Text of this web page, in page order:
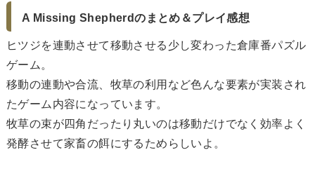
A Missing Shepherdのまとめ＆プレイ感想
ヒツジを連動させて移動させる少し変わった倉庫番パズル
ゲーム。
移動の連動や合流、牧草の利用など色んな要素が実装され
たゲーム内容になっています。
牧草の束が四角だったり丸いのは移動だけでなく効率よく
発酵させて家畜の餌にするためらしいよ。